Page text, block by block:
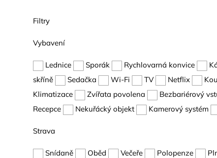
Filtry
Vybavení
Lednice Sporák Rychlovarná konvice
skříně
Sedačka Wi-Fi TV Netflix
Klimatizace
Zvířata povolena Bezbariérový
Recepce
Nekuřácký objekt Kamerový systém
Strava
Snídaně Oběd Večeře Polopenze